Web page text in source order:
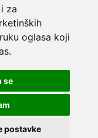
za
oglasa koji
.
se
postavke
grupa d.o.o.